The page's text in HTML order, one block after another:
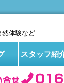
然体験など
スタッフ紹